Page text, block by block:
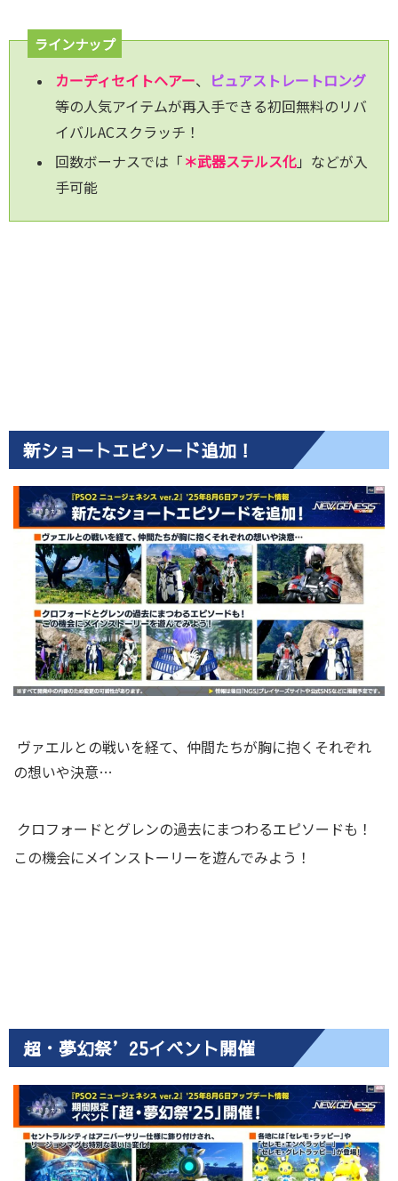
ラインナップ
カーディセイトヘアー、 ピュアストレートロング
等の人気アイテムが再入手できる初回無料のリバ
イバルACスクラッチ！
回数ボーナスでは「＊武器ステルス化」などが入
手可能
新ショートエピソード追加！
ヴァエルとの戦いを経て、仲間たちが胸に抱くそれぞれ
の想いや決意…
クロフォードとグレンの過去にまつわるエピソードも！
この機会にメインストーリーを遊んでみよう！
超・夢幻祭’25イベント開催